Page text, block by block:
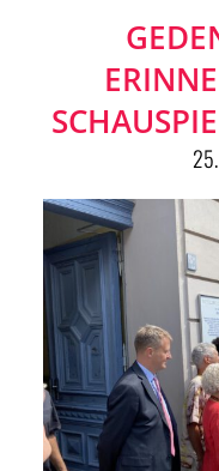
ÜBER UNS
RUBRIKEN
NETZWERK
SPONSORING
KONTAKT